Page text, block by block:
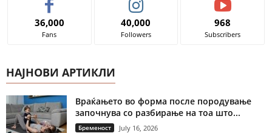
36,000
Fans
40,000
Followers
968
Subscribers
НАЈНОВИ АРТИКЛИ
Враќањето во форма после породување
започнува со разбирање на тоа што...
Бременост July 16, 2026